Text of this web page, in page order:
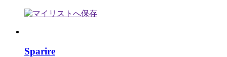
Sparire